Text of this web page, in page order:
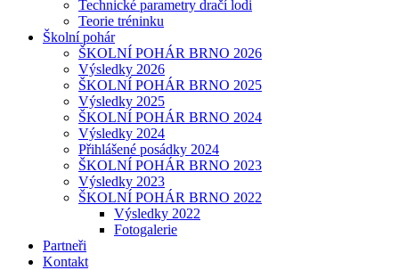
Technické parametry dračí lodi
Teorie tréninku
Školní pohár
ŠKOLNÍ POHÁR BRNO 2026
Výsledky 2026
ŠKOLNÍ POHÁR BRNO 2025
Výsledky 2025
ŠKOLNÍ POHÁR BRNO 2024
Výsledky 2024
Přihlášené posádky 2024
ŠKOLNÍ POHÁR BRNO 2023
Výsledky 2023
ŠKOLNÍ POHÁR BRNO 2022
Výsledky 2022
Fotogalerie
Partneři
Kontakt